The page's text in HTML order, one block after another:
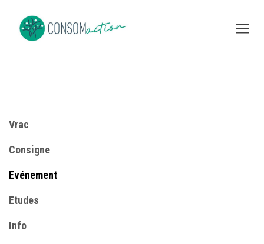
Vrac
Consigne
​Evénement
Etudes
Info